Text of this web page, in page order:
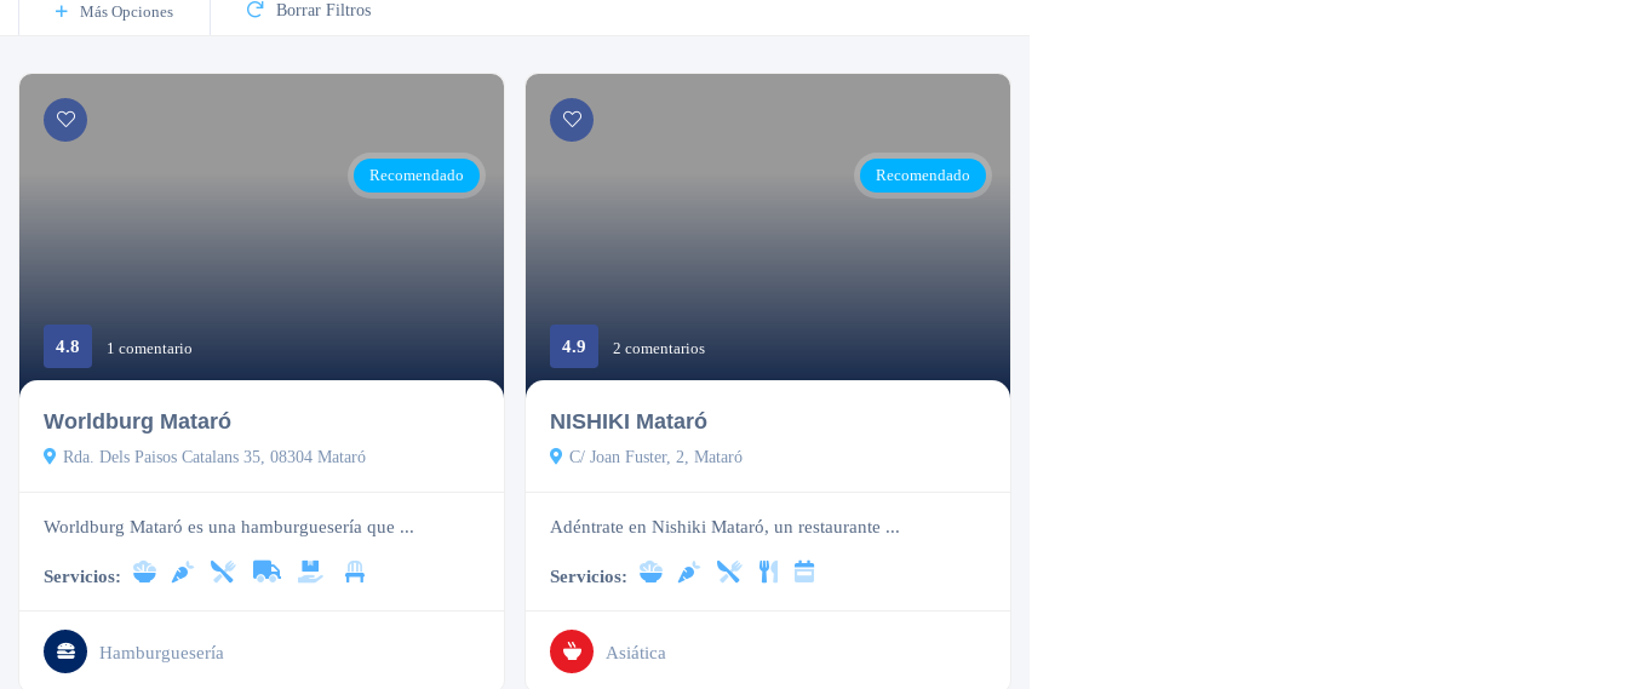
Más Opciones Borrar Filtros
Recomendado
4.8 1 comentario
Worldburg Mataró
Rda. Dels Paisos Catalans 35, 08304 Mataró
Worldburg Mataró es una hamburguesería que ...
Servicios:
Hamburguesería
Recomendado
4.9 2 comentarios
NISHIKI Mataró
C/ Joan Fuster, 2, Mataró
Adéntrate en Nishiki Mataró, un restaurante ...
Servicios:
Asiática